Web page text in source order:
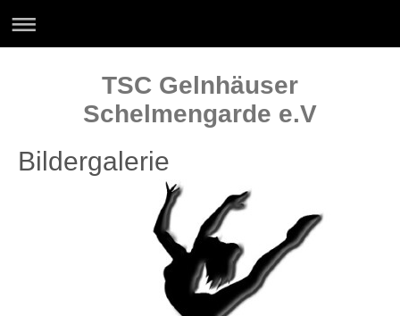
TSC Gelnhäuser
Schelmengarde e.V
Bildergalerie